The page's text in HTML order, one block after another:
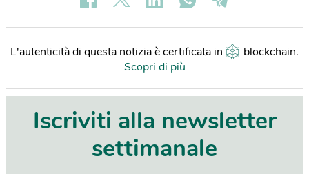
L'autenticità di questa notizia è certificata in blockchain.
Scopri di più
Iscriviti alla newsletter
settimanale